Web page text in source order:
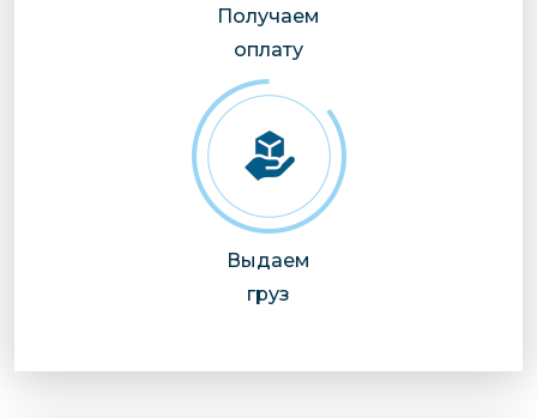
Получаем
оплату
Выдаем
груз